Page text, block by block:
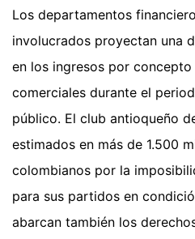
Los departamentos
involucrados proyectan una
en los ingresos por
comerciales durante el
público. El club antioqueño
estimados en más de 1.500
colombianos por la
para sus partidos en
abarcan también los